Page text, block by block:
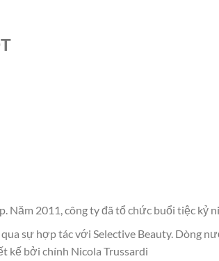
Năm 2011, công ty đã tổ chức buổi tiệc kỷ
sự hợp tác với Selective Beauty. Dòng
kế bởi chính Nicola Trussardi